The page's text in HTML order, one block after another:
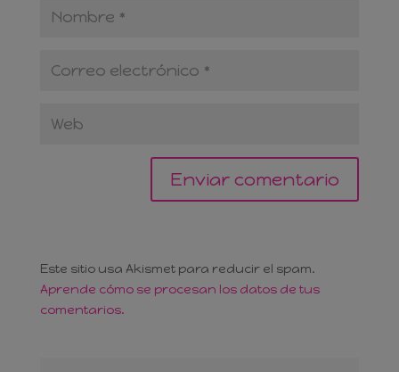
Este sitio usa Akismet para reducir el spam.
Aprende cómo se procesan los datos de tus
comentarios.